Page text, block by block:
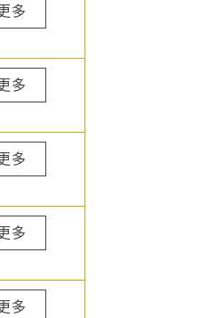
多
多
多
多
多